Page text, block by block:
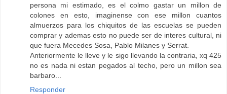
persona mi estimado, es el colmo gastar un millon de
colones en esto, imaginense con ese millon cuantos
almuerzos para los chiquitos de las escuelas se pueden
comprar y ademas esto no puede ser de interes cultural, ni
que fuera Mecedes Sosa, Pablo Milanes y Serrat.
Anteriormente le lleve y le sigo llevando la contraria, xq 425
no es nada ni estan pegados al techo, pero un millon sea
barbaro...
Responder